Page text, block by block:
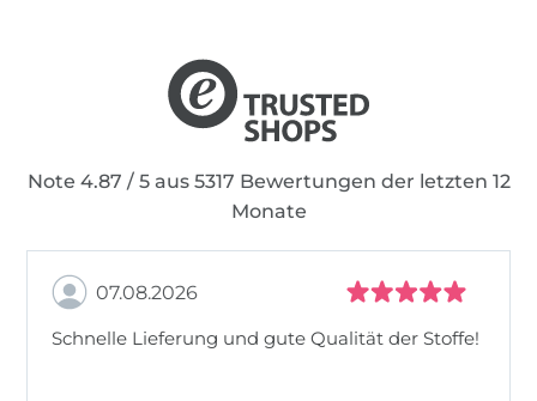
Note 4.87 / 5 aus 5317 Bewertungen der letzten 12
Monate
07.08.2026
Schnelle Lieferung und gute Qualität der Stoffe!